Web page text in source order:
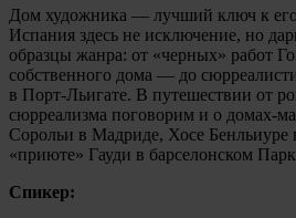
Дом художника — лучший ключ к
Испания здесь не исключение, но
образцы жанра: от «черных» работ
собственного дома — до
в Порт-Льигате. В путешествии от
сюрреализма поговорим и о домах-
Сорольи в Мадриде, Хосе Бенльиуре
«приюте» Гауди в барселонском
Спикер: